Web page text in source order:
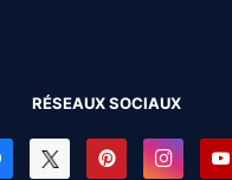
RÉSEAUX SOCIAUX